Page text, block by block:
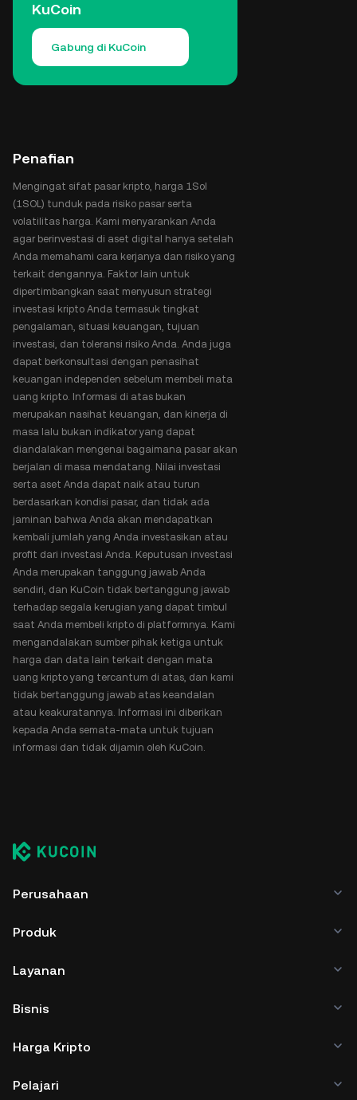
KuCoin
Gabung di KuCoin
Penafian
Mengingat sifat pasar kripto, harga 1Sol
(1SOL) tunduk pada risiko pasar serta
volatilitas harga. Kami menyarankan Anda
agar berinvestasi di aset digital hanya setelah
Anda memahami cara kerjanya dan risiko yang
terkait dengannya. Faktor lain untuk
dipertimbangkan saat menyusun strategi
investasi kripto Anda termasuk tingkat
pengalaman, situasi keuangan, tujuan
investasi, dan toleransi risiko Anda. Anda juga
dapat berkonsultasi dengan penasihat
keuangan independen sebelum membeli mata
uang kripto. Informasi di atas bukan
merupakan nasihat keuangan, dan kinerja di
masa lalu bukan indikator yang dapat
diandalakan mengenai bagaimana pasar akan
berjalan di masa mendatang. Nilai investasi
serta aset Anda dapat naik atau turun
berdasarkan kondisi pasar, dan tidak ada
jaminan bahwa Anda akan mendapatkan
kembali jumlah yang Anda investasikan atau
profit dari investasi Anda. Keputusan investasi
Anda merupakan tanggung jawab Anda
sendiri, dan KuCoin tidak bertanggung jawab
terhadap segala kerugian yang dapat timbul
saat Anda membeli kripto di platformnya. Kami
mengandalakan sumber pihak ketiga untuk
harga dan data lain terkait dengan mata
uang kripto yang tercantum di atas, dan kami
tidak bertanggung jawab atas keandalan
atau keakuratannya. Informasi ini diberikan
kepada Anda semata-mata untuk tujuan
informasi dan tidak dijamin oleh KuCoin.
Perusahaan
Produk
Layanan
Bisnis
Harga Kripto
Pelajari